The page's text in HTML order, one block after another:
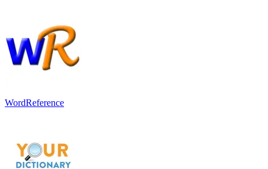
WordReference